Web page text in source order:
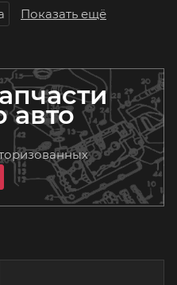
Показать ещё
авто